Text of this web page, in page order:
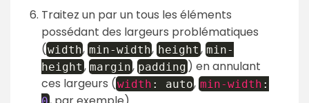
Traitez un par un tous les éléments
possédant des largeurs problématiques
(width,min-width,height, min-
height, margin, padding) en annulant
ces largeurs (width : auto,min-width :